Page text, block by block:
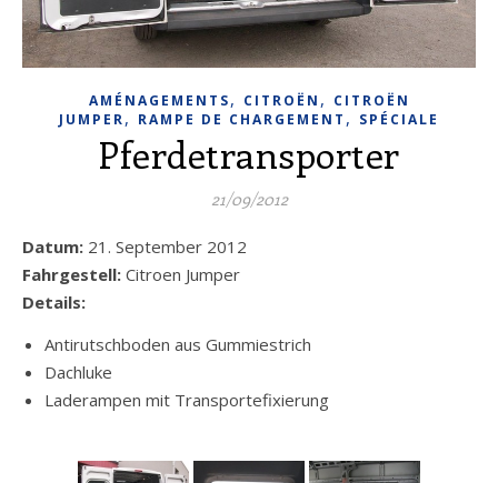
AMÉNAGEMENTS, CITROËN , CITROËN
JUMPER, RAMPE DE CHARGEMENT , SPÉCIALE
Pferdetransporter
21/09/2012
Datum: 21. September 2012
Fahrgestell: Citroen Jumper
Details:
Antirutschboden aus Gummiestrich
Dachluke
Laderampen mit Transportefixierung